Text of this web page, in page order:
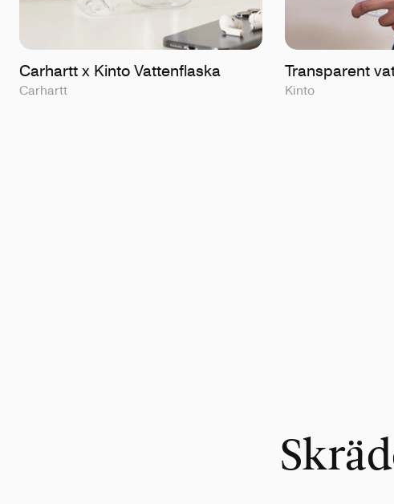
Carhartt x Kinto Vattenflaska
Carhartt
Transparent
Kinto